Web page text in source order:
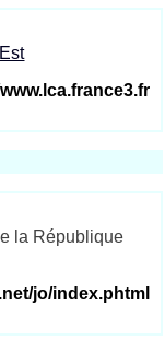
la République
jo/index.phtml